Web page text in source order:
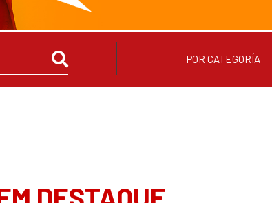
POR CATEGORÍA